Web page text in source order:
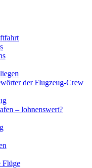
der Flugzeug-Crew
– lohnenswert?
Flüge